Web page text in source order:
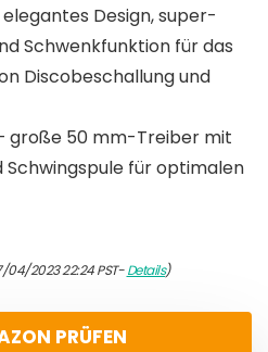
Design, super-
Schwenkfunktion für das
Discobeschallung und
große 50 mm-Treiber mit
für optimalen
2023 22:24 PST-Details)
PRÜFEN